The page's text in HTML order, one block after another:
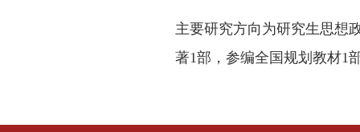
主要研究方向 为研究生思想
著1部，参编全国规划教材1